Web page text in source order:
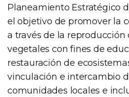
Planeamiento Estratégico
el objetivo de promover la
a través de la reproducción
vegetales con fines de
restauración de
vinculación e intercambio
comunidades locales e